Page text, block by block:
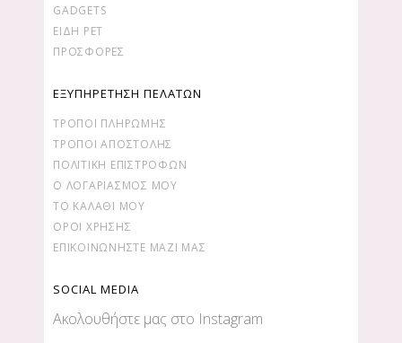
GADGETS
ΕΙΔΗ PET
ΠΡΟΣΦΟΡΕΣ
ΕΞΥΠΗΡΕΤΗΣΗ ΠΕΛΑΤΩΝ
ΤΡΌΠΟΙ ΠΛΗΡΩΜΉΣ
ΤΡΌΠΟΙ ΑΠΟΣΤΟΛΉΣ
ΠΟΛΙΤΙΚΉ ΕΠΙΣΤΡΟΦΏΝ
Ο ΛΟΓΑΡΙΑΣΜΌΣ ΜΟΥ
ΤΟ ΚΑΛΆΘΙ ΜΟΥ
ΌΡΟΙ ΧΡΉΣΗΣ
ΕΠΙΚΟΙΝΩΝΉΣΤΕ ΜΑΖΊ ΜΑΣ
SOCIAL MEDIA
Ακολουθήστε μας στο Instagram